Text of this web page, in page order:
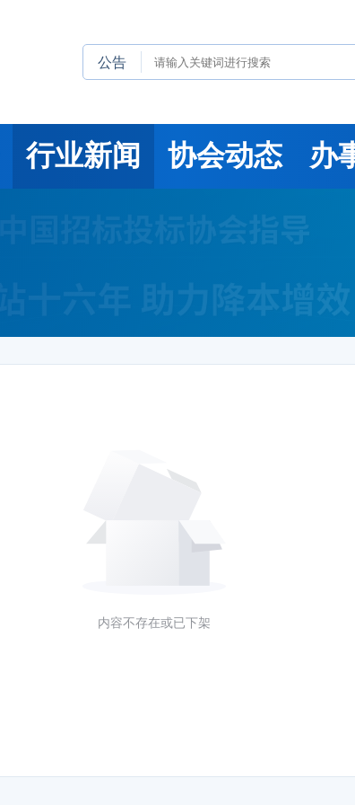
公告
行业新闻 协会动态 办
内容不存在或已下架